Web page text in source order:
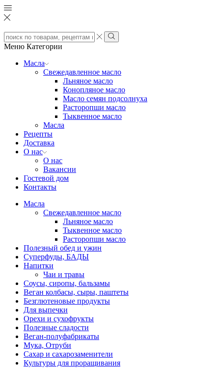
Search
input
Search
Меню Категории
Масла
Свежедавленное масло
Льняное масло
Конопляное масло
Масло семян подсолнуха
Расторопши масло
Тыквенное масло
Масла
Рецепты
Доставка
О нас
О нас
Вакансии
Гостевой дом
Контакты
Масла
Свежедавленное масло
Льняное масло
Тыквенное масло
Расторопши масло
Полезный обед и ужин
Суперфуды, БАДЫ
Напитки
Чаи и травы
Соусы, сиропы, бальзамы
Веган колбасы, сыры, паштеты
Безглютеновые продукты
Для выпечки
Орехи и сухофрукты
Полезные сладости
Веган-полуфабрикаты
Мука, Отруби
Сахар и сахарозаменители
Культуры для проращивания